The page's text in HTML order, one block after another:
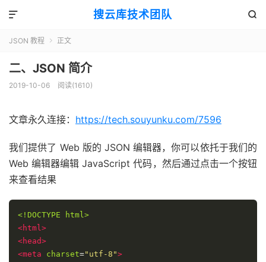
搜云库技术团队 

JSON 教程  正文
二、JSON 简介
2019-10-06 阅读(1610)
文章永久连接： https://tech.souyunku.com/7596
我们提供了 Web 版的 JSON 编辑器，你可以依托于我们的
Web 编辑器编辑 JavaScript 代码，然后通过点击一个按钮
来查看结果
<!DOCTYPE html>
<html>
<head>
<meta
charset="utf-8">